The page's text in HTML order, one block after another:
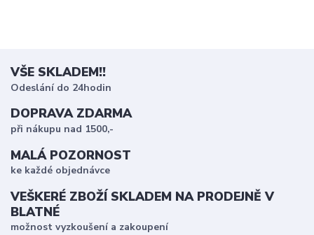
VŠE SKLADEM!!
Odeslání do 24hodin
DOPRAVA ZDARMA
při nákupu nad 1500,-
MALÁ POZORNOST
ke každé objednávce
VEŠKERÉ ZBOŽÍ SKLADEM NA PRODEJNĚ V
BLATNÉ
možnost vyzkoušení a zakoupení